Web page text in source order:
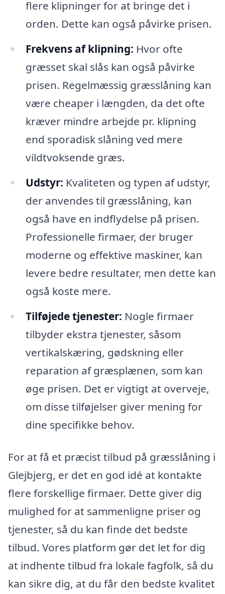
flere klipninger for at bringe det i
orden. Dette kan også påvirke prisen.
Frekvens af klipning: Hvor ofte
græsset skal slås kan også påvirke
prisen. Regelmæssig græsslåning kan
være cheaper i længden, da det ofte
kræver mindre arbejde pr. klipning
end sporadisk slåning ved mere
vildtvoksende græs.
Udstyr: Kvaliteten og typen af udstyr,
der anvendes til græsslåning, kan
også have en indflydelse på prisen.
Professionelle firmaer, der bruger
moderne og effektive maskiner, kan
levere bedre resultater, men dette kan
også koste mere.
Tilføjede tjenester: Nogle firmaer
tilbyder ekstra tjenester, såsom
vertikalskæring, gødskning eller
reparation af græsplænen, som kan
øge prisen. Det er vigtigt at overveje,
om disse tilføjelser giver mening for
dine specifikke behov.
For at få et præcist tilbud på græsslåning i
Glejbjerg, er det en god idé at kontakte
flere forskellige firmaer. Dette giver dig
mulighed for at sammenligne priser og
tjenester, så du kan finde det bedste
tilbud. Vores platform gør det let for dig
at indhente tilbud fra lokale fagfolk, så du
kan sikre dig, at du får den bedste kvalitet